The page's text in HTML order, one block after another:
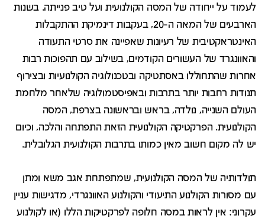
לעמוד על ייחודה של המסה הקולנועית ועל טיב פנייתה. בשנות
הארבעים של המאה ה-20, בעקבות דינמיקת ההתקבלות
האינטראקטיבית של רעיונות שאפיינה את סרטי התעודה
והאוונגרד של העשורים הקודמים, בשילוב עם תהפוכות רבות
אחרות שהתחוללו באסתטיקה ובטכנולוגיה הקולנועיות ובצירוף
תנודות רחבות יותר בתרבות ובאפיסטמולוגיה שלאחר מלחמת
העולם השנייה, נולדה, בראש ובראשונה בצרפת, המסה
הקולנועית. הפרקטיקה הקולנועית הזאת התפתחה והלכה, וכיום
יש לה מקום חשוב מאין כמותו בתרבות הקולנועית הגלובלית.
תולדותיה של המסה הקולנועית, שמתפתחת אגב משא ומתן
עם מסורות הקולנוע התיעודי והקולנוע האוונגרדי, מדגישות עניין
עקרוני: אין לראות במסה חלופה לפרקטיקות הללו (או לקולנוע